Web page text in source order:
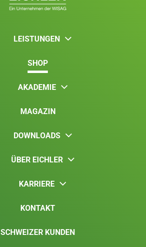
LEISTUNGEN
SHOP
AKADEMIE
MAGAZIN
DOWNLOADS
ÜBER EICHLER
KARRIERE
KONTAKT
SCHWEIZER KUNDEN